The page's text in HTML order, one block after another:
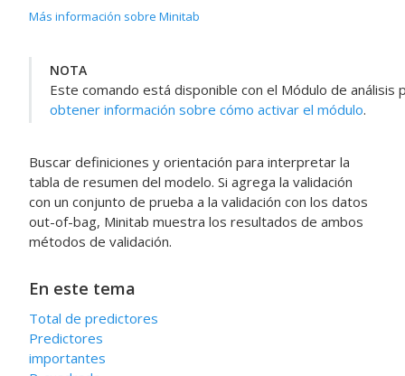
Más información sobre Minitab
NOTA
Este comando está disponible con el Módulo de análisis
obtener información sobre cómo activar el módulo.
Buscar definiciones y orientación para interpretar la
tabla de resumen del modelo. Si agrega la validación
con un conjunto de prueba a la validación con los datos
out-of-bag, Minitab muestra los resultados de ambos
métodos de validación.
En este tema
Total de predictores
Predictores
importantes